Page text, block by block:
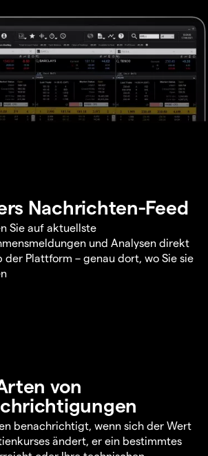
Nachrichten-Feed
Sie auf aktuellste
und Analysen direkt
der Plattform – genau dort, wo Sie sie
von
benachrichtigt, wenn sich der Wert
ändert, er ein bestimmtes